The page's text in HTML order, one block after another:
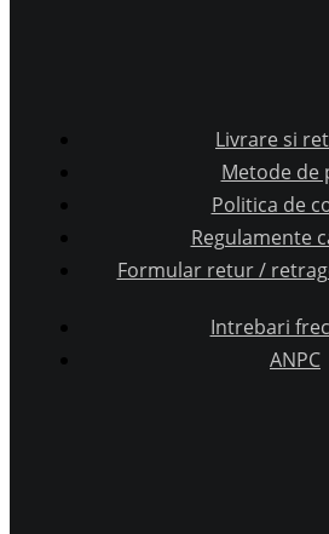
Livrare si
Metode de
Politica de
Regulamente
Formular retur /
Intrebari
ANPC